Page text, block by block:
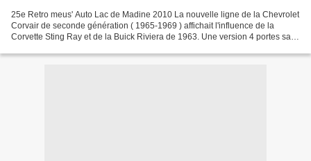
25e Retro meus' Auto Lac de Madine 2010 La nouvelle ligne de la Chevrolet
Corvair de seconde génération ( 1965-1969 ) affichait l'influence de la
Corvette Sting Ray et de la Buick Riviera de 1963. Une version 4 portes sans